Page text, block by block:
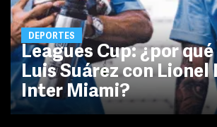
DEPORTES
Leagues Cup: ¿por
Luis Suárez con Lionel
Inter Miami?